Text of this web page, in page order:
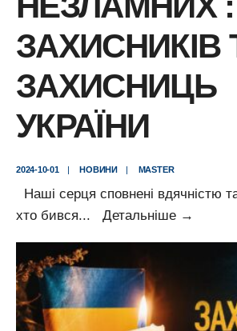
ЗАХИСНИКІВ
ЗАХИСНИЦЬ
УКРАЇНИ
2024-10-01 | НОВИНИ | MASTER
Наші серця сповнені вдячністю
хто бився... Детальніше →
для
усіх